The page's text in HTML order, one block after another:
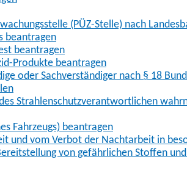
(PÜZ-Stelle) nach
beantragen
beantragen
Produkte beantragen
oder Sachverständiger nach § 18
Strahlenschutzverantwortlichen
Fahrzeugs) beantragen
und vom Verbot der Nachtarbeit in
von gefährlichen Stoffen